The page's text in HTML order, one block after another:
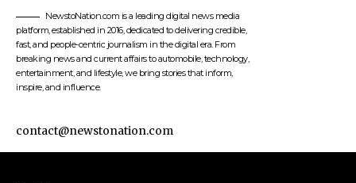
NewstoNation.com is a leading digital news media
platform, established in 2016, dedicated to delivering credible,
fast, and people-centric journalism in the digital era. From
breaking news and current affairs to automobile, technology,
entertainment, and lifestyle, we bring stories that inform,
inspire, and influence.
contact@newstonation.com